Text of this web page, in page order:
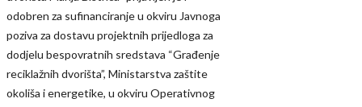
odobren za sufinanciranje u okviru Javnoga
poziva za dostavu projektnih prijedloga za
dodjelu bespovratnih sredstava “Građenje
reciklažnih dvorišta”, Ministarstva zaštite
okoliša i energetike, u okviru Operativnog